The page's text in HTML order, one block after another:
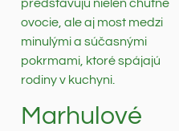
predstavujú nielen chutné
ovocie, ale aj most medzi
minulými a súčasnými
pokrmami, ktoré spájajú
rodiny v kuchyni.
Marhulové